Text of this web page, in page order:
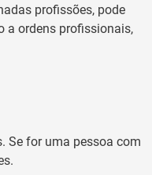
profissões, pode
a ordens profissionais,
Se for uma pessoa com